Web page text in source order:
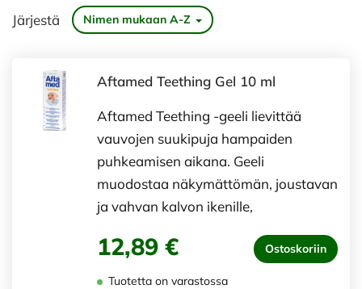
Järjestä Nimen mukaan A-Z
Aftamed Teething Gel 10 ml
Aftamed Teething -geeli lievittää
vauvojen suukipuja hampaiden
puhkeamisen aikana. Geeli
muodostaa näkymättömän, joustavan
ja vahvan kalvon ikenille,
12,89 € Ostoskoriin
Tuotetta on varastossa